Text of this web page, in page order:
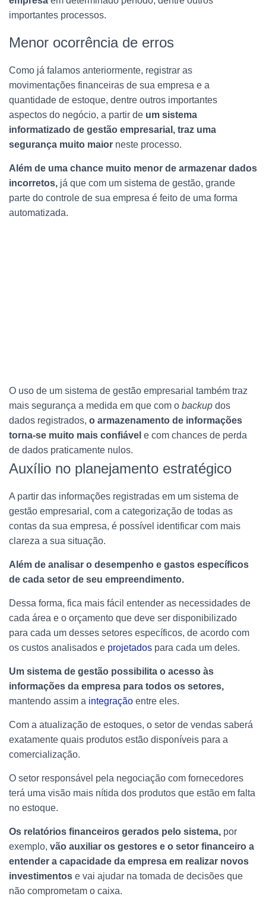
importantes processos.
Menor ocorrência de erros
Como já falamos anteriormente, registrar as
movimentações financeiras de sua empresa e a
quantidade de estoque, dentre outros importantes
aspectos do negócio, a partir de um sistema
informatizado de gestão empresarial, traz uma
segurança muito maior neste processo.
Além de uma chance muito menor de armazenar dados
incorretos, já que com um sistema de gestão, grande
parte do controle de sua empresa é feito de uma forma
automatizada.
O uso de um sistema de gestão empresarial também traz
mais segurança a medida em que com o backup dos
dados registrados, o armazenamento de informações
torna-se muito mais confiável e com chances de perda
de dados praticamente nulos.
Auxílio no planejamento estratégico
A partir das informações registradas em um sistema de
gestão empresarial, com a categorização de todas as
contas da sua empresa, é possível identificar com mais
clareza a sua situação.
Além de analisar o desempenho e gastos específicos
de cada setor de seu empreendimento.
Dessa forma, fica mais fácil entender as necessidades de
cada área e o orçamento que deve ser disponibilizado
para cada um desses setores específicos, de acordo com
os custos analisados e projetados para cada um deles.
Um sistema de gestão possibilita o acesso às
informações da empresa para todos os setores,
mantendo assim a integração entre eles.
Com a atualização de estoques, o setor de vendas saberá
exatamente quais produtos estão disponíveis para a
comercialização.
O setor responsável pela negociação com fornecedores
terá uma visão mais nítida dos produtos que estão em falta
no estoque.
Os relatórios financeiros gerados pelo sistema, por
exemplo, vão auxiliar os gestores e o setor financeiro a
entender a capacidade da empresa em realizar novos
investimentos e vai ajudar na tomada de decisões que
não comprometam o caixa.